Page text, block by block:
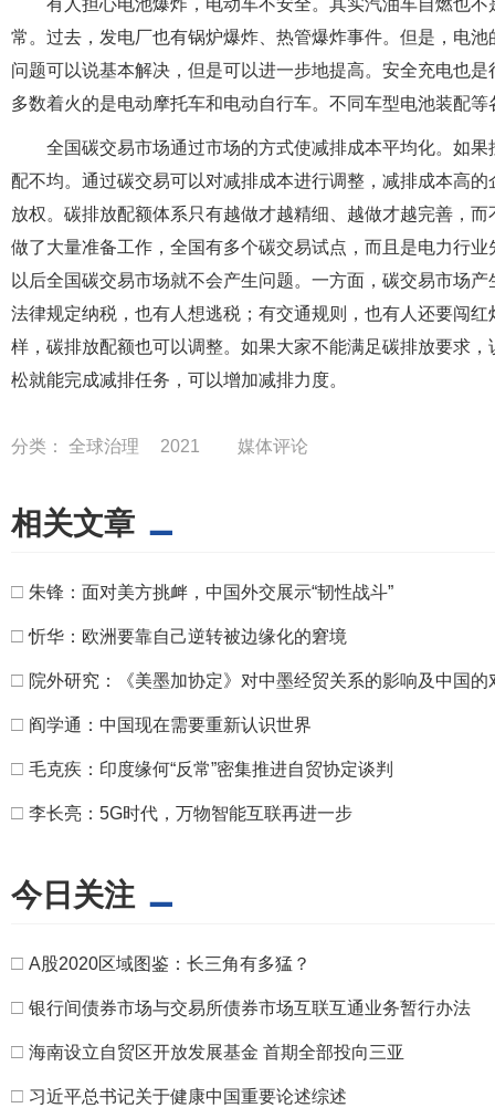
有人担心电池爆炸，电动车不安全。其实汽油车自燃也
常。过去，发电厂也有锅炉爆炸、热管爆炸事件。但是，电
问题可以说基本解决，但是可以进一步地提高。安全充电也
多数着火的是电动摩托车和电动自行车。不同车型电池装配
全国碳交易市场通过市场的方式使减排成本平均化。如
配不均。通过碳交易可以对减排成本进行调整，减排成本高
放权。碳排放配额体系只有越做才越精细、越做才越完善，
做了大量准备工作，全国有多个碳交易试点，而且是电力行
以后全国碳交易市场就不会产生问题。一方面，碳交易市场
法律规定纳税，也有人想逃税；有交通规则，也有人还要闯
样，碳排放配额也可以调整。如果大家不能满足碳排放要求
松就能完成减排任务，可以增加减排力度。
分类： 全球治理 2021 媒体评论
相关文章
□ 朱锋：面对美方挑衅，中国外交展示“韧性战斗”
□忻华：欧洲要靠自己逆转被边缘化的窘境
□ 院外研究：《美墨加协定》对中墨经贸关系的影响及中国的
□ 阎学通：中国现在需要重新认识世界
□ 毛克疾：印度缘何“反常”密集推进自贸协定谈判
□ 李长亮：5G时代，万物智能互联再进一步
今日关注
□ A股2020区域图鉴：长三角有多猛？
□ 银行间债券市场与交易所债券市场互联互通业务暂行办法
□ 海南设立自贸区开放发展基金 首期全部投向三亚
□ 习近平总书记关于健康中国重要论述综述